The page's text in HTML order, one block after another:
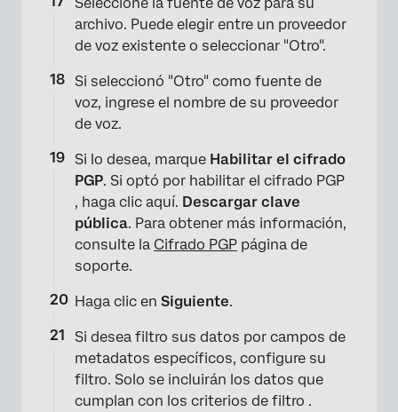
archivo. Puede elegir entre un proveedor
de voz existente o seleccionar "Otro".
Si seleccionó "Otro" como fuente de
voz, ingrese el nombre de su proveedor
de voz.
Si lo desea, marque Habilitar el cifrado
PGP. Si optó por habilitar el cifrado PGP
, haga clic aquí. Descargar clave
pública. Para obtener más información,
consulte la Cifrado PGP página de
soporte.
Haga clic en Siguiente.
Si desea filtro sus datos por campos de
metadatos específicos, configure su
filtro. Solo se incluirán los datos que
cumplan con los criterios de filtro .